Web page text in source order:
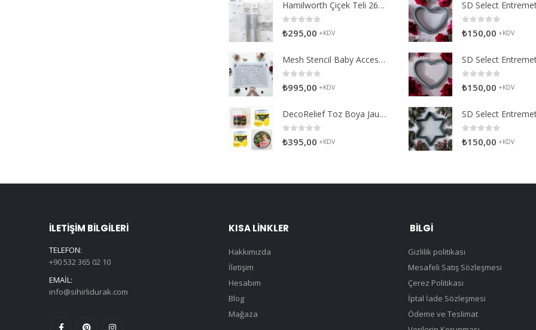
Hamilworth Çiçek Teli 26g Beyaz
0
₺295,00 +KDV
Mesh Stencil Baby Accessories
0
₺995,00 +KDV
DecoRelief Toz Boya Jauna Citron
0
₺395,00 +KDV
0
₺150,00 +KDV
0
₺150,00 +KDV
0
₺150,00 +KDV
İLETIŞIM BILGILERI
TELEFON:
+90 532 365 02 10
EMAIL:
info@sihirlidurak.com
KISA LINKLER
Hakkımızda
İletişim
Hesabım
Blog
Mağaza
BILGI
Gizlilik politikası
Mesafeli Satış Sözleşmesi
Çerez Politikası
İptal İade Sözleşmesi
Ödeme ve Teslimat